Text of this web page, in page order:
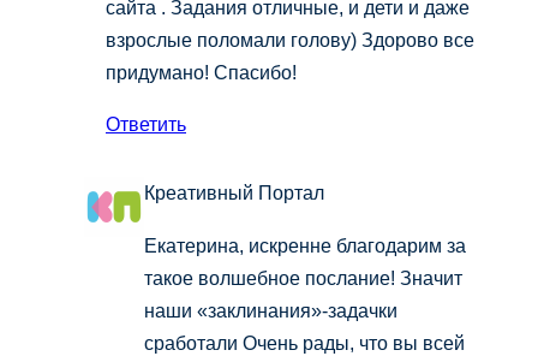
сайта . Задания отличные, и дети и даже
взрослые поломали голову) Здорово все
придумано! Спасибо!
Ответить
Креативный Портал
Екатерина, искренне благодарим за
такое волшебное послание! Значит
наши «заклинания»-задачки
сработали Очень рады, что вы всей